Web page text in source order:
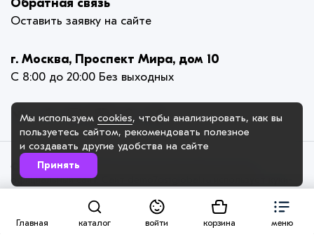
Главная каталог войти корзина меню
Обратная связь
Оставить заявку на сайте
г. Москва, Проспект Мира, дом 10
С 8:00 до 20:00 Без выходных
© 2005-2025. ИП Карлова-Ильина Елена Викторовна,
официальный сайт. Сайт demo7.dstglobal.ru использует куки-
также предоставить лучший пользовательский опыт,
анализировать использование наших продуктов и услуг,
повысить качество рекламных и маркетинговых активностей.
Мы используем cookies, чтобы анализировать, как вы
пользуетесь сайтом, рекомендовать полезное
и создавать другие удобства на сайте
Принять